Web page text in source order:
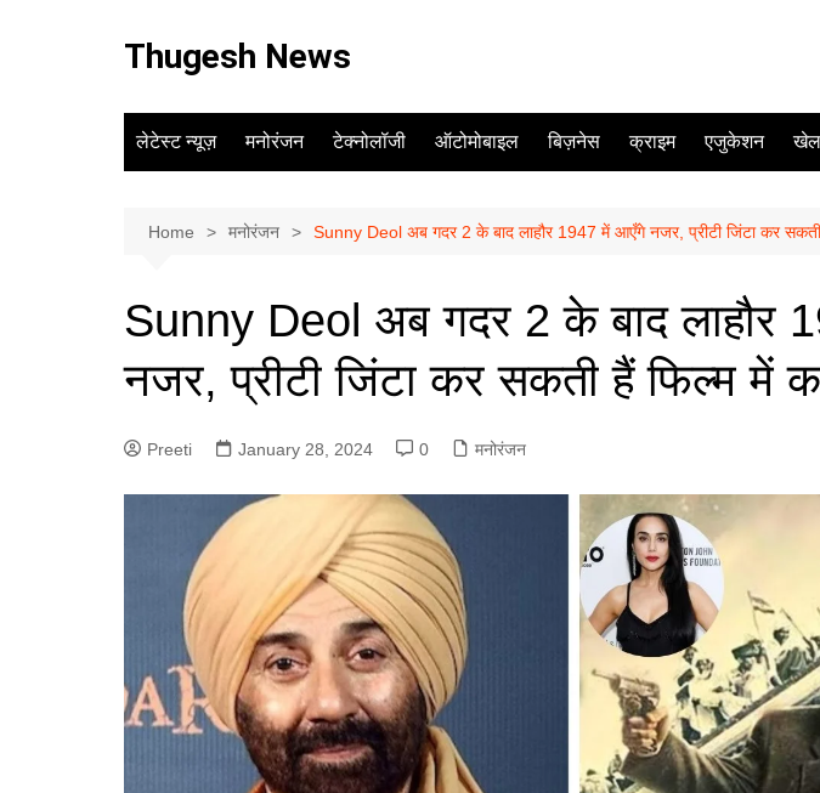
Thugesh News
लेटेस्ट न्यूज़ मनोरंजन टेक्नोलॉजी ऑटोमोबाइल बिज़नेस क्राइम एजुकेशन खेल
Home मनोरंजन Sunny Deol अब गदर 2 के बाद लाहौर 1947 में आएँगे नजर, प्रीटी जिंटा कर
Sunny Deol अब गदर 2 के बाद लाहौर
नजर, प्रीटी जिंटा कर सकती हैं फिल्म में
Preeti January 28, 2024 0 मनोरंजन